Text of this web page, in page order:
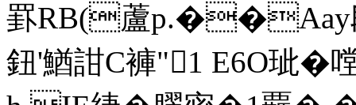
罫RB(蘆p.��Aay段
鈕'鰌詌C褲"1 E6O玼�